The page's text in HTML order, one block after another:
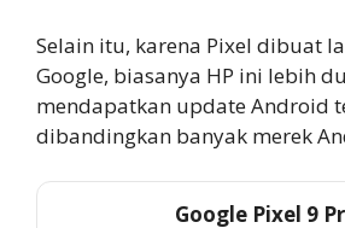
Selain itu, karena Pixel dibuat
Google, biasanya HP ini lebih
mendapatkan update Android
dibandingkan banyak merek
Google Pixel 9